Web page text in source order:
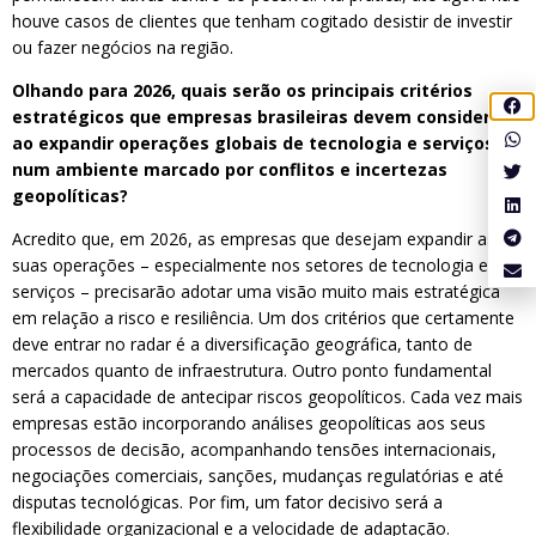
houve casos de clientes que tenham cogitado desistir de investir
ou fazer negócios na região.
Olhando para 2026, quais serão os principais critérios
estratégicos que empresas brasileiras devem considerar
ao expandir operações globais de tecnologia e serviços
num ambiente marcado por conflitos e incertezas
geopolíticas?
Acredito que, em 2026, as empresas que desejam expandir as
suas operações – especialmente nos setores de tecnologia e
serviços – precisarão adotar uma visão muito mais estratégica
em relação a risco e resiliência. Um dos critérios que certamente
deve entrar no radar é a diversificação geográfica, tanto de
mercados quanto de infraestrutura. Outro ponto fundamental
será a capacidade de antecipar riscos geopolíticos. Cada vez mais
empresas estão incorporando análises geopolíticas aos seus
processos de decisão, acompanhando tensões internacionais,
negociações comerciais, sanções, mudanças regulatórias e até
disputas tecnológicas. Por fim, um fator decisivo será a
flexibilidade organizacional e a velocidade de adaptação.